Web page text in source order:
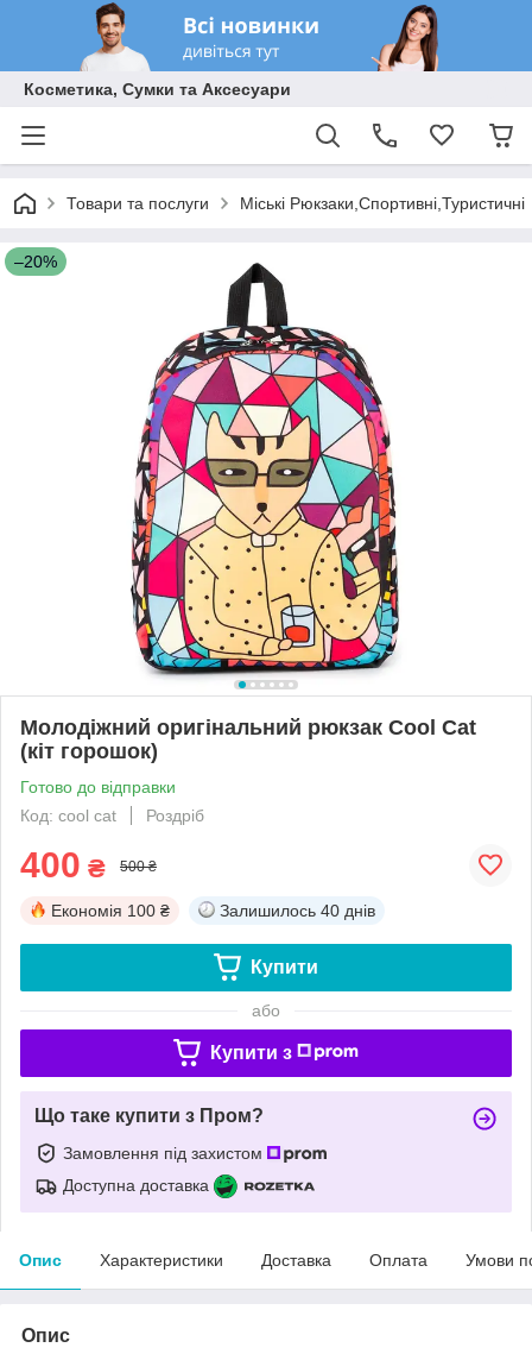
Косметика, Сумки та Аксесуари
Товари та послуги Міські Рюкзаки,Спортивні,Туристичні
–20%
Молодіжний оригінальний рюкзак Cool Cat
(кіт горошок)
Готово до відправки
Код: cool cat
Роздріб
400 ₴ 500 ₴
Економія 100 ₴ Залишилось 40 днів
Купити
або
Купити з
Що таке купити з Пром?
Замовлення під захистом
Доступна доставка
Опис Характеристики Доставка Оплата Умови
Опис